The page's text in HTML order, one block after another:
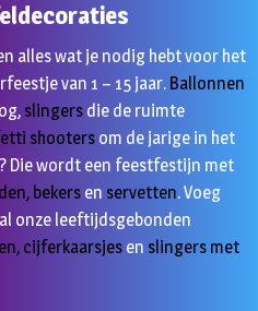
alles wat je nodig hebt voor het
van 1 – 15 jaar. Ballonnen
slingersdie de ruimte
shootersom de jarige in het
Die wordt een feestfestijn met
, bekersen servetten. Voeg
onze leeftijdsgebonden
, cijferkaarsjesen slingers met